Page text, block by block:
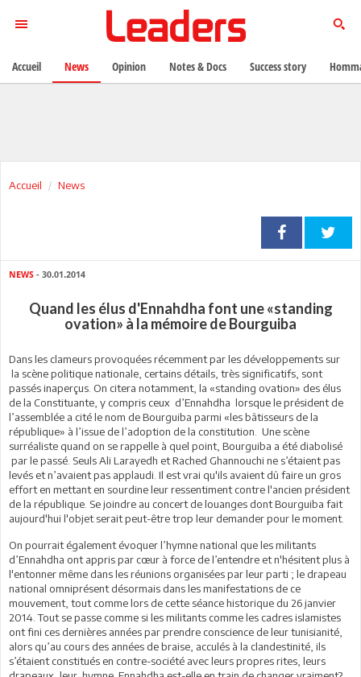
Accueil News
NEWS - 30.01.2014
Quand les élus d'Ennahdha font une «standing
ovation» à la mémoire de Bourguiba
Dans les clameurs provoquées récemment par les développements sur
la scène politique nationale, certains détails, très significatifs, sont
passés inaperçus. On citera notamment, la «standing ovation» des élus
de la Constituante, y compris ceux d’Ennahdha lorsque le président de
l’assemblée a cité le nom de Bourguiba parmi «les bâtisseurs de la
république» à l’issue de l’adoption de la constitution. Une scène
surréaliste quand on se rappelle à quel point, Bourguiba a été diabolisé
par le passé. Seuls Ali Larayedh et Rached Ghannouchi ne s’étaient pas
levés et n’avaient pas applaudi. Il est vrai qu'ils avaient dû faire un gros
effort en mettant en sourdine leur ressentiment contre l'ancien président
de la république. Se joindre au concert de louanges dont Bourguiba fait
aujourd'hui l'objet serait peut-être trop leur demander pour le moment.
On pourrait également évoquer l’hymne national que les militants
d’Ennahdha ont appris par cœur à force de l’entendre et n'hésitent plus à
l'entonner même dans les réunions organisées par leur parti ; le drapeau
national omniprésent désormais dans les manifestations de ce
mouvement, tout comme lors de cette séance historique du 26 janvier
2014. Tout se passe comme si les militants comme les cadres islamistes
ont fini ces dernières années par prendre conscience de leur tunisianité,
alors qu’au cours des années de braise, acculés à la clandestinité, ils
s’étaient constitués en contre-société avec leurs propres rites, leurs
Accueil News Opinion Notes & Docs Success story